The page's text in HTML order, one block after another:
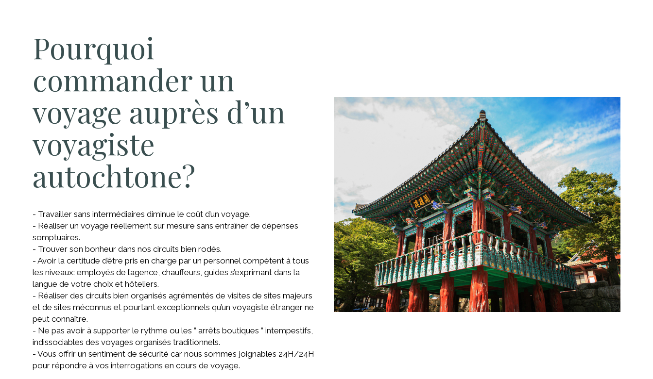
Pourquoi
commander un
voyage auprès d’un
voyagiste
autochtone?
- Travailler sans intermédiaires diminue le coût d’un voyage.
- Réaliser un voyage réellement sur mesure sans entraîner de dépenses
somptuaires.
- Trouver son bonheur dans nos circuits bien rodés.
- Avoir la certitude d’être pris en charge par un personnel compétent à tous
les niveaux: employés de l’agence, chauffeurs, guides s’exprimant dans la
langue de votre choix et hôteliers.
- Réaliser des circuits bien organisés agrémentés de visites de sites majeurs
et de sites méconnus et pourtant exceptionnels qu’un voyagiste étranger ne
peut connaître.
- Ne pas avoir à supporter le rythme ou les ” arrêts boutiques ” intempestifs,
indissociables des voyages organisés traditionnels.
- Vous offrir un sentiment de sécurité car nous sommes joignables 24H/24H
pour répondre à vos interrogations en cours de voyage.